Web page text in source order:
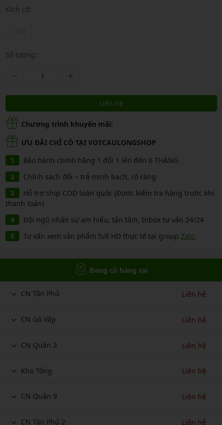
Kích cỡ:
Số lượng:
Liên hệ
Chương trình khuyến mãi:
ƯU ĐÃI CHỈ CÓ TẠI VOTCAULONGSHOP
Bảo hành chính hãng 1 đổi 1 lên đến 6 THÁNG
Chính sách đổi – trả minh bạch, rõ ràng
Hỗ trợ ship COD toàn quốc (Được kiểm tra hàng trước khi
thanh toán)
Đội ngũ nhân sự am hiểu, tận tâm, Inbox tư vấn 24/24
Tư vấn xem sản phẩm full HD thực tế tại group Zalo
Đang có hàng tại
CN Tân Phú Liên hệ
CN Gò Vấp Liên hệ
CN Quận 3 Liên hệ
Kho Tổng Liên hệ
CN Quận 9 Liên hệ
CN Tân Phú 2 Liên hệ